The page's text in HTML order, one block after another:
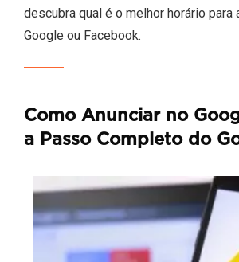
descubra qual é o melhor horário para
Google ou Facebook.
Como Anunciar no
a Passo Completo do